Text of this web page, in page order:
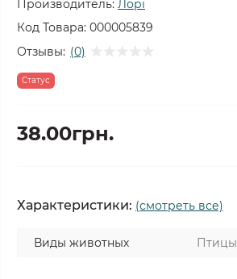
Производитель: Лорі
Код Товара: 000005839
Отзывы: (0)
Статус
38.00грн.
Характеристики: (смотреть все)
Виды животных Птицы